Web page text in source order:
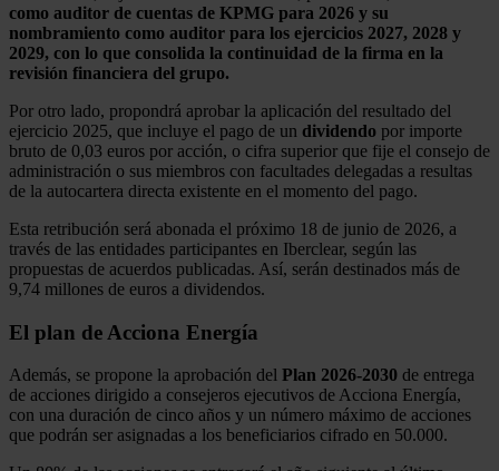
como auditor de cuentas de KPMG para 2026 y su
nombramiento como auditor para los ejercicios 2027, 2028 y
2029, con lo que consolida la continuidad de la firma en la
revisión financiera del grupo.
Por otro lado, propondrá aprobar la aplicación del resultado del
ejercicio 2025, que incluye el pago de un dividendo por importe
bruto de 0,03 euros por acción, o cifra superior que fije el consejo de
administración o sus miembros con facultades delegadas a resultas
de la autocartera directa existente en el momento del pago.
Esta retribución será abonada el próximo 18 de junio de 2026, a
través de las entidades participantes en Iberclear, según las
propuestas de acuerdos publicadas. Así, serán destinados más de
9,74 millones de euros a dividendos.
El plan de Acciona Energía
Además, se propone la aprobación del Plan 2026-2030 de entrega
de acciones dirigido a consejeros ejecutivos de Acciona Energía,
con una duración de cinco años y un número máximo de acciones
que podrán ser asignadas a los beneficiarios cifrado en 50.000.